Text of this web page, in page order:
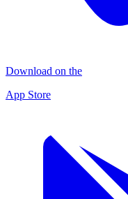
Download on the
App Store